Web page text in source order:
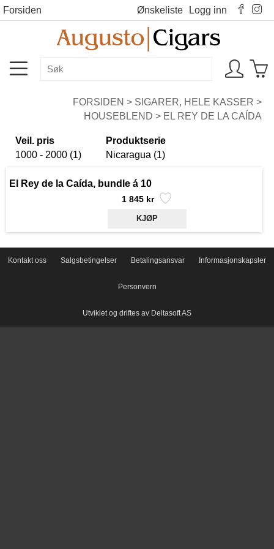
Forsiden Ønskeliste Logg inn
FORSIDEN > SIGARER, HELE KASSER >
HOUSEBLEND > EL REY DE LA CAÍDA
Veil. pris
1000 - 2000 (1)
Produktserie
Nicaragua (1)
El Rey de la Caída, bundle á 10
1 845 kr
Kontakt oss Salgsbetingelser Betalingsansvar Informasjonskapsler
Personvern
Utviklet og driftes av Deltasoft AS